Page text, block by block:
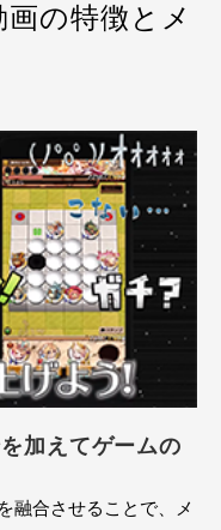
の特徴とメ
加えてゲームの
融合させることで、メ